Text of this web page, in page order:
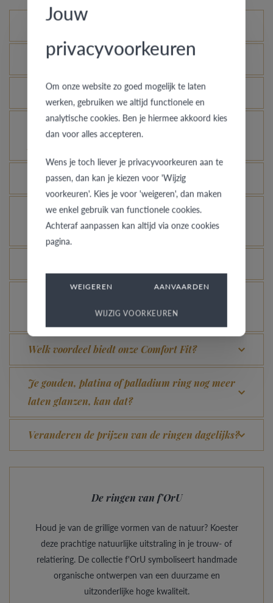
Wat is het echtheidscertificaat?
Hoe blijft je gouden ring er als nieuw uitzien?
Voor welke ringen is de diefstalverzekering
Kan elke ring gegraveerd worden?
Hoe kan ik zien hoe de ring er uit ziet in een
andere kleur of breedte?
verandert in champagnekleur?
Welk voordeel biedt onze Comfort Fit?
Je gouden, platina of palladium ring nog meer
laten glanzen, kan dat?
Veranderen de prijzen van de ringen dagelijks?
De ringen van f'OrU
Houd je van de grillige vormen van de natuur? Koester
deze prachtige natuurlijke uitstraling in je trouw- of
relatiering. De collectie f'OrU symboliseert handmade
organische ontwerpen van een duurzame en
uitzonderlijke hoge kwaliteit.
Jouw
privacyvoorkeuren
Om onze website zo goed mogelijk te laten
werken, gebruiken we altijd functionele en
analytische cookies. Ben je hiermee akkoord kies
dan voor alles accepteren.
Wens je toch liever je privacyvoorkeuren aan te
passen, dan kan je kiezen voor 'Wijzig
voorkeuren'. Kies je voor 'weigeren', dan maken
we enkel gebruik van functionele cookies.
Achteraf aanpassen kan altijd via onze cookies
pagina.
WEIGEREN AANVAARDEN
WIJZIG VOORKEUREN